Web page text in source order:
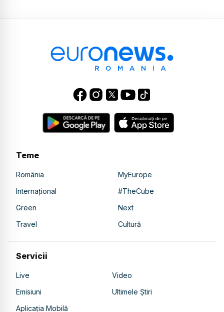
Teme
România
MyEurope
Internațional
#TheCube
Green
Next
Travel
Cultură
Servicii
Live
Video
Emisiuni
Ultimele Știri
Aplicația Mobilă